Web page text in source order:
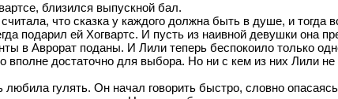
близился выпускной бал.
что сказка у каждого должна быть в душе, и тогда
подарил ей Хогвартс. И пусть из наивной девушки она
в Аврорат поданы. И Лили теперь беспокоило только
достаточно для выбора. Но ни с кем из них Лили
гулять. Он начал говорить быстро, словно